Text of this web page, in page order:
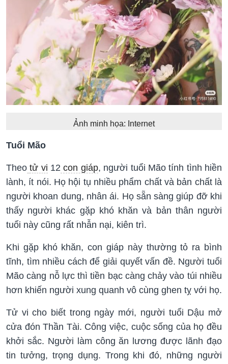
Ảnh minh họa: Internet
Tuổi Mão
Theo tử vi 12 con giáp, người tuổi Mão tính tình hiền
lành, ít nói. Họ hội tụ nhiều phẩm chất và bản chất là
người khoan dung, nhân ái. Họ sẵn sàng giúp đỡ khi
thấy người khác gặp khó khăn và bản thân người
tuổi này cũng rất nhẫn nại, kiên trì.
Khi gặp khó khăn, con giáp này thường tỏ ra bình
tĩnh, tìm nhiều cách để giải quyết vấn đề. Người tuổi
Mão càng nỗ lực thì tiền bạc càng chảy vào túi nhiều
hơn khiến người xung quanh vô cùng ghen tỵ với họ.
Tử vi cho biết trong ngày mới, người tuổi Dậu mở
cửa đón Thần Tài. Công việc, cuộc sống của họ đều
khởi sắc. Người làm công ăn lương được lãnh đạo
tin tưởng, trọng dụng. Trong khi đó, những người